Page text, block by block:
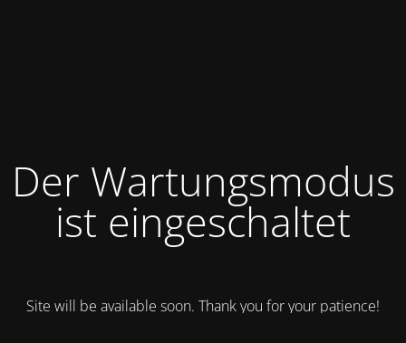
Der Wartungsmodus
ist eingeschaltet
Site will be available soon. Thank you for your patience!